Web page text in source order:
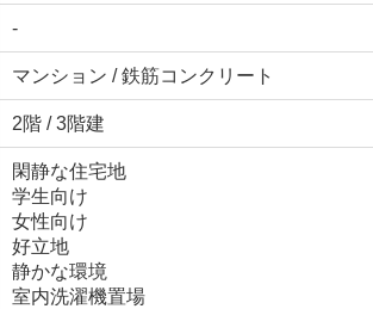
-
マンション / 鉄筋コンクリート
2階 / 3階建
閑静な住宅地
学生向け
女性向け
好立地
静かな環境
室内洗濯機置場